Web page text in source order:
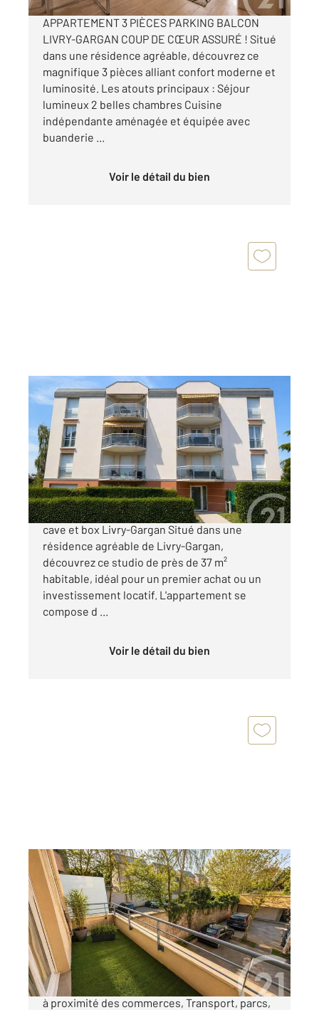
APPARTEMENT 3 PIÈCES PARKING BALCON
LIVRY-GARGAN COUP DE CŒUR ASSURÉ ! Situé
dans une résidence agréable, découvrez ce
magnifique 3 pièces alliant confort moderne et
luminosité. Les atouts principaux : Séjour
lumineux 2 belles chambres Cuisine
indépendante aménagée et équipée avec
buanderie ...
Voir le détail du bien
LIVRY GARGAN 93
36,12 m
, 1 pièce
Ref : 22338
Appartement F1 à vendre
124 900 €
Secteur Jacob. Studio avec balcon terrasse,
cave et box Livry-Gargan Situé dans une
résidence agréable de Livry-Gargan,
découvrez ce studio de près de 37 m²
habitable, idéal pour un premier achat ou un
investissement locatif. L'appartement se
compose d ...
Voir le détail du bien
LIVRY GARGAN 93
52 m
2
, 2 pièces
Ref : 22226
Appartement à vendre
169 000 €
Quartier Mairie, IDEAL PROFESSION LIBERALE
à proximité des commerces, Transport, parcs,